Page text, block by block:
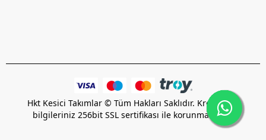
Hkt Kesici Takımlar © Tüm Hakları Saklıdır. Kredi kartı
bilgileriniz 256bit SSL sertifikası ile korunmaktadır.